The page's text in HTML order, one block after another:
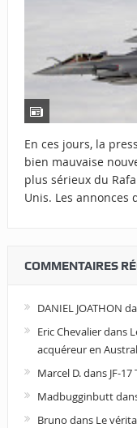
En ces jours, la
bien mauvaise
plus sérieux du
Unis. Les annonces
COMMENTAIRES
DANIEL JOATHON
Eric Chevalierdans
acquéreur en
Marcel D.dans JF-
Madbugginbutt
Bruno dans Le